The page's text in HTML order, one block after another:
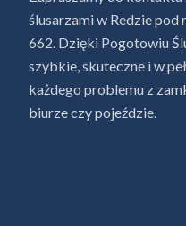
ślusarzami w Redzie
662. Dzięki Pogotowiu
szybkie, skuteczne i w
każdego problemu z
biurze czy pojeździe.